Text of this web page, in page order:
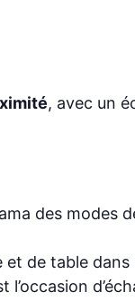
, avec un
des modes
de table